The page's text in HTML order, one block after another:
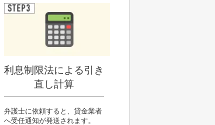
利息制限法による引き
直し計算
弁護士に依頼すると、貸金業者
へ受任通知が発送されます。